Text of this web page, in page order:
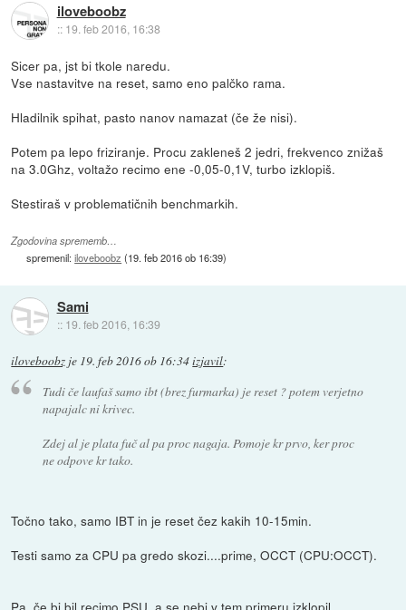
iloveboobz
:: 19. feb 2016, 16:38
Sicer pa, jst bi tkole naredu.
Vse nastavitve na reset, samo eno palčko rama.
Hladilnik spihat, pasto nanov namazat (če že nisi).
Potem pa lepo friziranje. Procu zakleneš 2 jedri, frekvenco znižaš
na 3.0Ghz, voltažo recimo ene -0,05-0,1V, turbo izklopiš.
Stestiraš v problematičnih benchmarkih.
Zgodovina sprememb…
spremenil:iloveboobz (19. feb 2016 ob 16:39)
Sami
:: 19. feb 2016, 16:39
iloveboobz je 19. feb 2016 ob 16:34izjavil:
Tudi če laufaš samo ibt (brez furmarka) je reset ? potem verjetno
napajalc ni krivec.
Zdej al je plata fuč al pa proc nagaja. Pomoje kr prvo, ker proc
ne odpove kr tako.
Točno tako, samo IBT in je reset čez kakih 10-15min.
Testi samo za CPU pa gredo skozi....prime, OCCT (CPU:OCCT).